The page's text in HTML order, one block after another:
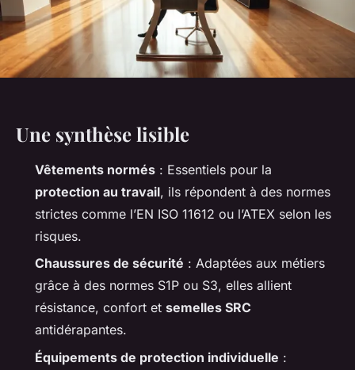
Une synthèse lisible
Vêtements normés : Essentiels pour la
protection au travail, ils répondent à des normes
strictes comme l’EN ISO 11612 ou l’ATEX selon les
risques.
Chaussures de sécurité : Adaptées aux métiers
grâce à des normes S1P ou S3, elles allient
résistance, confort et semelles SRC
antidérapantes.
Équipements de protection individuelle :